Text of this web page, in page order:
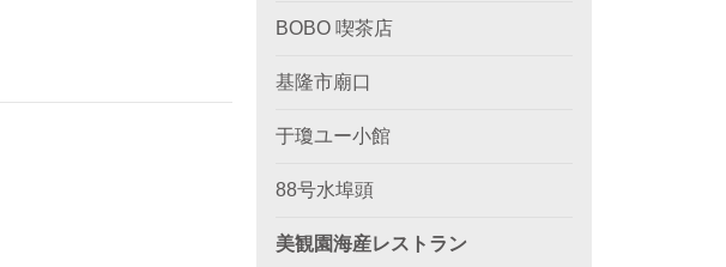
BOBO 喫茶店
基隆市廟口
于瓊ユー小館
88号水埠頭
美観園海産レストラン